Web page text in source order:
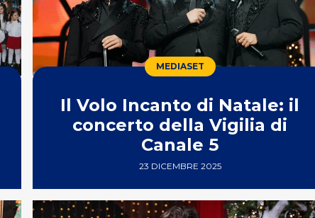
MEDIASET
Il Volo Incanto di Natale: il
concerto della Vigilia di
Canale 5
23 DICEMBRE 2025